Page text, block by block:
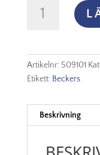
Oljefärg
Artikelnr: 509101
Etikett: Beckers
Beskrivning